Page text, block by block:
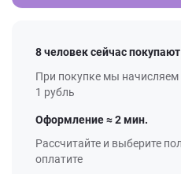
8 человек сейчас
При покупке мы
1 рубль
Оформление ≈ 2 мин.
Рассчитайте и выберите
оплатите